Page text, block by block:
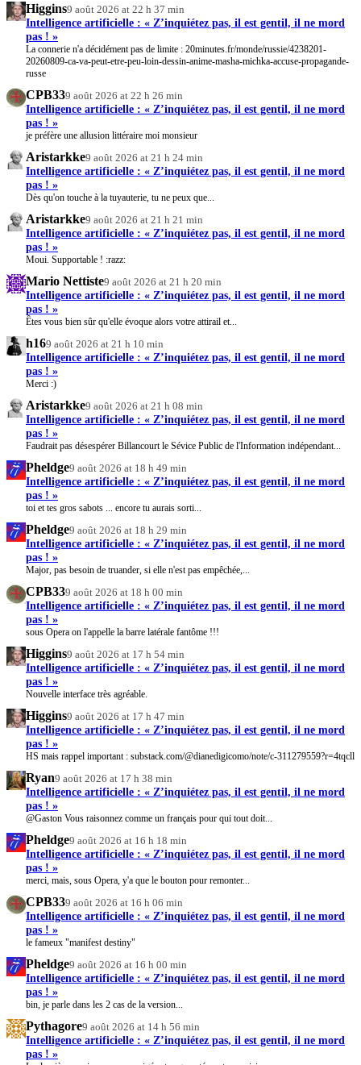
Higgins9 août 2026 at 22 h 37 min
Intelligence artificielle : « Z’inquiétez pas, il est gentil, il ne mord
pas ! »
La connerie n'a décidément pas de limite : 20minutes.fr/monde/russie/4238201-
20260809-ca-va-peut-etre-peu-loin-dessin-anime-masha-michka-accuse-propagande-
russe
CPB339 août 2026 at 22 h 26 min
Intelligence artificielle : « Z’inquiétez pas, il est gentil, il ne mord
pas ! »
je préfère une allusion littéraire moi monsieur
Aristarkke9 août 2026 at 21 h 24 min
Intelligence artificielle : « Z’inquiétez pas, il est gentil, il ne mord
pas ! »
Dès qu'on touche à la tuyauterie, tu ne peux que...
Aristarkke9 août 2026 at 21 h 21 min
Intelligence artificielle : « Z’inquiétez pas, il est gentil, il ne mord
pas ! »
Moui. Supportable ! :razz:
Mario Nettiste9 août 2026 at 21 h 20 min
Intelligence artificielle : « Z’inquiétez pas, il est gentil, il ne mord
pas ! »
Êtes vous bien sûr qu'elle évoque alors votre attirail et...
h169 août 2026 at 21 h 10 min
Intelligence artificielle : « Z’inquiétez pas, il est gentil, il ne mord
pas ! »
Merci :)
Aristarkke9 août 2026 at 21 h 08 min
Intelligence artificielle : « Z’inquiétez pas, il est gentil, il ne mord
pas ! »
Faudrait pas désespérer Billancourt le Sévice Public de l'Information indépendant...
Pheldge9 août 2026 at 18 h 49 min
Intelligence artificielle : « Z’inquiétez pas, il est gentil, il ne mord
pas ! »
toi et tes gros sabots ... encore tu aurais sorti...
Pheldge9 août 2026 at 18 h 29 min
Intelligence artificielle : « Z’inquiétez pas, il est gentil, il ne mord
pas ! »
Major, pas besoin de truander, si elle n'est pas empêchée,...
CPB339 août 2026 at 18 h 00 min
Intelligence artificielle : « Z’inquiétez pas, il est gentil, il ne mord
pas ! »
sous Opera on l'appelle la barre latérale fantôme !!!
Higgins9 août 2026 at 17 h 54 min
Intelligence artificielle : « Z’inquiétez pas, il est gentil, il ne mord
pas ! »
Nouvelle interface très agréable.
Higgins9 août 2026 at 17 h 47 min
Intelligence artificielle : « Z’inquiétez pas, il est gentil, il ne mord
pas ! »
HS mais rappel important : substack.com/@dianedigicomo/note/c-311279559?r=4tqcll
Ryan9 août 2026 at 17 h 38 min
Intelligence artificielle : « Z’inquiétez pas, il est gentil, il ne mord
pas ! »
@Gaston Vous raisonnez comme un français pour qui tout doit...
Pheldge9 août 2026 at 16 h 18 min
Intelligence artificielle : « Z’inquiétez pas, il est gentil, il ne mord
pas ! »
merci, mais, sous Opera, y'a que le bouton pour remonter...
CPB339 août 2026 at 16 h 06 min
Intelligence artificielle : « Z’inquiétez pas, il est gentil, il ne mord
pas ! »
le fameux "manifest destiny"
Pheldge9 août 2026 at 16 h 00 min
Intelligence artificielle : « Z’inquiétez pas, il est gentil, il ne mord
pas ! »
bin, je parle dans les 2 cas de la version...
Pythagore9 août 2026 at 14 h 56 min
Intelligence artificielle : « Z’inquiétez pas, il est gentil, il ne mord
pas ! »